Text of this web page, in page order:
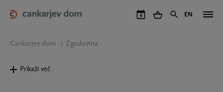
main
6 EN
Cankarjev dom Zgodovina
Prikaži več